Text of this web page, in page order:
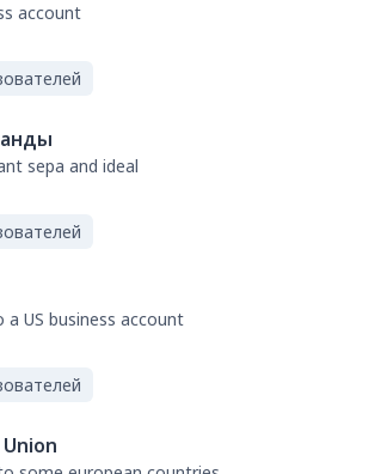
account
sepa and ideal
US business account